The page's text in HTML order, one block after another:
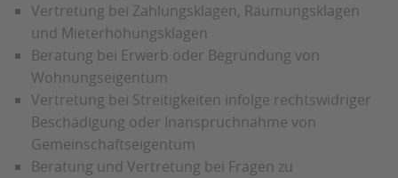
Vertretung bei Zahlungsklagen, Räumungsklagen
und Mieterhöhungsklagen
Beratung bei Erwerb oder Begründung von
Wohnungseigentum
Vertretung bei Streitigkeiten infolge rechtswidriger
Beschädigung oder Inanspruchnahme von
Gemeinschaftseigentum
Beratung und Vertretung bei Fragen zu